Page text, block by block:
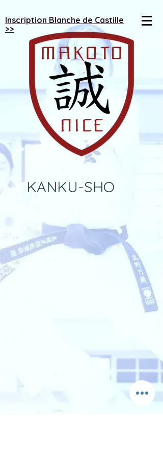
Inscription Blanche de Castille
>>
KANKU-SHO